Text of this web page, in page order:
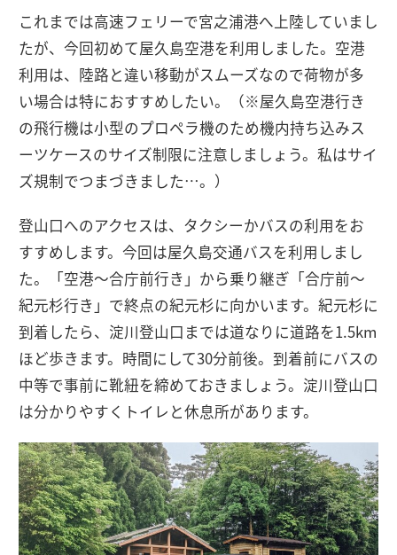
これまでは高速フェリーで宮之浦港へ上陸していまし
たが、今回初めて屋久島空港を利用しました。空港
利用は、陸路と違い移動がスムーズなので荷物が多
い場合は特におすすめしたい。（※屋久島空港行き
の飛行機は小型のプロペラ機のため機内持ち込みス
ーツケースのサイズ制限に注意しましょう。私はサイ
ズ規制でつまづきました…。）
登山口へのアクセスは、タクシーかバスの利用をお
すすめします。今回は屋久島交通バスを利用しまし
た。「空港〜合庁前行き」から乗り継ぎ「合庁前〜
紀元杉行き」で終点の紀元杉に向かいます。紀元杉に
到着したら、淀川登山口までは道なりに道路を1.5km
ほど歩きます。時間にして30分前後。到着前にバスの
中等で事前に靴紐を締めておきましょう。淀川登山口
は分かりやすくトイレと休息所があります。